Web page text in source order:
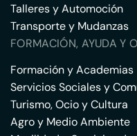
Talleres y Automoción
Transporte y Mudanzas
FORMACIÓN, AYUDA Y
Formación y Academias
Servicios Sociales y
Turismo, Ocio y Cultura
Agro y Medio Ambiente